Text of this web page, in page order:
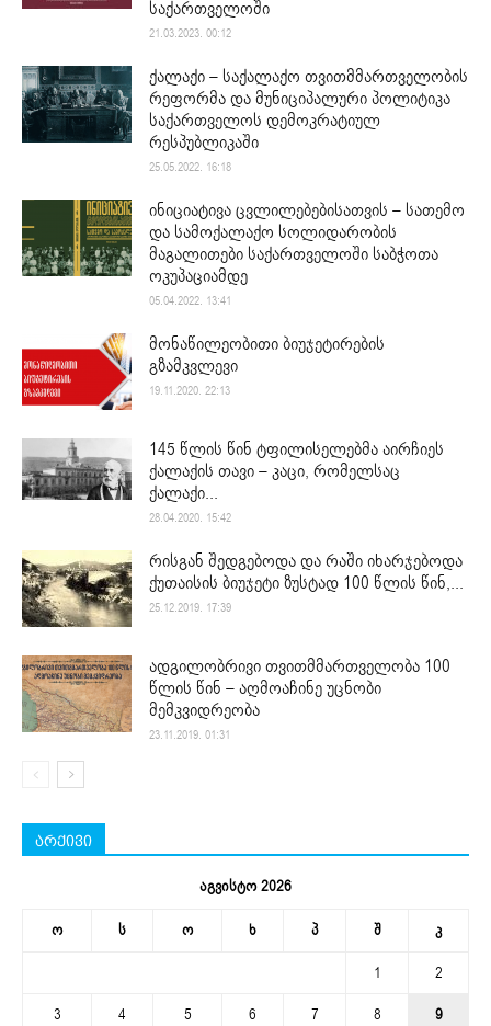
საქართველოში
21.03.2023. 00:12
ქალაქი – საქალაქო თვითმმართველობის
რეფორმა და მუნიციპალური პოლიტიკა
საქართველოს დემოკრატიულ
რესპუბლიკაში
25.05.2022. 16:18
ინიციატივა ცვლილებებისათვის – სათემო
და სამოქალაქო სოლიდარობის
მაგალითები საქართველოში საბჭოთა
ოკუპაციამდე
05.04.2022. 13:41
მონაწილეობითი ბიუჯეტირების
გზამკვლევი
19.11.2020. 22:13
145 წლის წინ ტფილისელებმა აირჩიეს
ქალაქის თავი – კაცი, რომელსაც
ქალაქი...
28.04.2020. 15:42
რისგან შედგებოდა და რაში იხარჯებოდა
ქუთაისის ბიუჯეტი ზუსტად 100 წლის წინ,...
25.12.2019. 17:39
ადგილობრივი თვითმმართველობა 100
წლის წინ – აღმოაჩინე უცნობი
მემკვიდრეობა
23.11.2019. 01:31
არქივი
აგვისტო 2026
ო ს ო ხ პ შ კ
1
2
3
4 5 6 7 8
9